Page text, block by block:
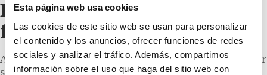
Esta página web usa cookies
Las cookies de este sitio web se usan para personalizar
el contenido y los anuncios, ofrecer funciones de redes
sociales y analizar el tráfico. Además, compartimos
información sobre el uso que haga del sitio web con
España que sí abren
franquicias
Aunque Kiwoko no ofrece la posibilidad de franquiciar
su marca, el mercado de las mascotas en España